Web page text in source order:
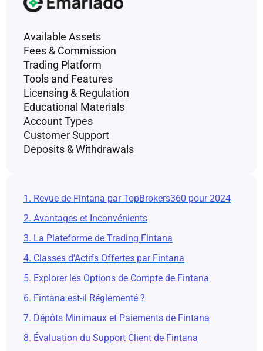
Available Assets
Fees & Commission
Trading Platform
Tools and Features
Licensing & Regulation
Educational Materials
Account Types
Customer Support
Deposits & Withdrawals
1. Revue de Fintana par TopBrokers360 pour 2024
2. Avantages et Inconvénients
3. La Plateforme de Trading Fintana
4. Classes d'Actifs Offertes par Fintana
5. Explorer les Options de Compte de Fintana
6. Fintana est-il Réglementé ?
7. Dépôts Minimaux et Paiements de Fintana
8. Évaluation du Support Client de Fintana